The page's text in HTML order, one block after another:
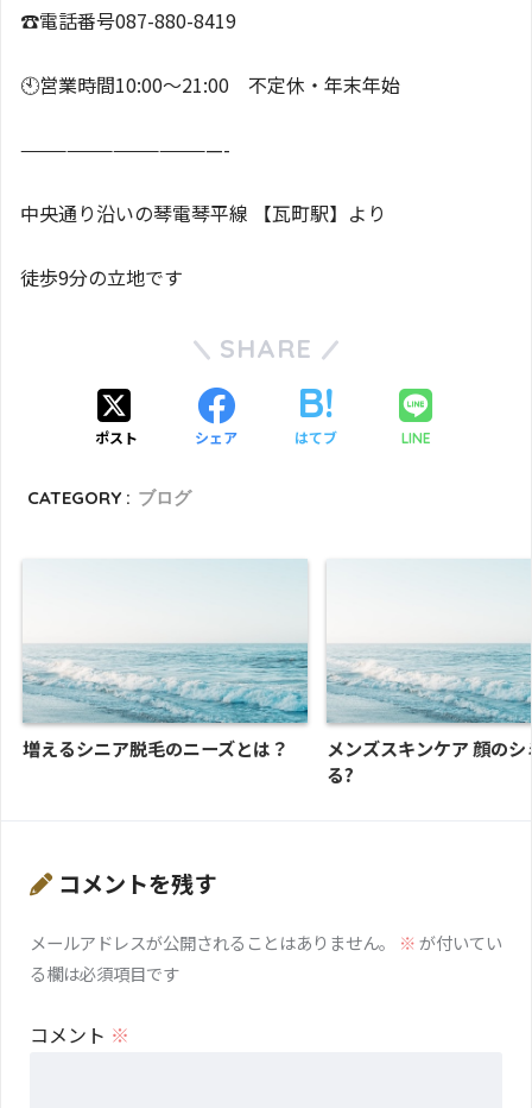
☎️電話番号087-880-8419
🕙️営業時間10:00〜21:00 不定休・年末年始
—————————————-
中央通り沿いの琴電琴平線 【瓦町駅】より
徒歩9分の立地です
SHARE
ポスト シェア はてブ LINE
CATEGORY : ブログ
増えるシニア脱毛のニーズとは？
メンズスキンケア 顔の
る?
コメントを残す
メールアドレスが公開されることはありません。 ※が付いてい
る欄は必須項目です
コメント ※